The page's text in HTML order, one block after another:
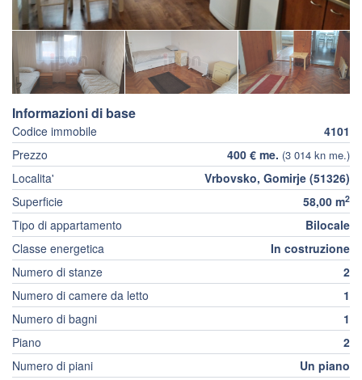
Informazioni di base
Codice immobile
4101
Prezzo
400 € me. (3 014 kn me.)
Localita'
Vrbovsko, Gomirje (51326)
Superficie
58,00 m2
Tipo di appartamento
Bilocale
Classe energetica
In costruzione
Numero di stanze
2
Numero di camere da letto
1
Numero di bagni
1
Piano
2
Numero di piani
Un piano